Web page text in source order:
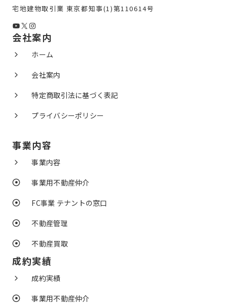
宅地建物取引業 東京都知事(1)第110614号
YouTube
X Instagram
会社案内
ホーム
会社案内
特定商取引法に基づく表記
プライバシーポリシー
事業内容
事業内容
事業用不動産仲介
FC事業 テナントの窓口
不動産管理
不動産買取
成約実績
成約実績
事業用不動産仲介